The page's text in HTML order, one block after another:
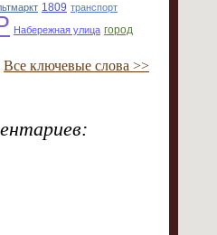
1809 транспорт
Набережная улица город
Все ключевые слова >>